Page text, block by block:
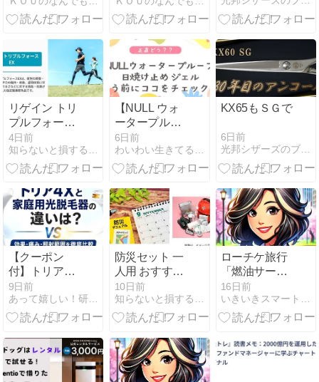
BELLサンブロ
を徹底解説
レナ）オーガ
インワンジェ
ルの魅力
リゲイン トリ
プルフォース
EXの口コミは
本当？効果や
成分・悪い評
4日前
【NULL ウォ
ータープルー
フ日焼け止め
ジェル】正直
どう？口コミ
リットと注意
点
6日前
KX65もＳＧで
6日前
【クーポン
付】トリア4X
と家庭用光脱
毛器の違い
は？効果・痛
を徹底比較！
9日前
あって嬉しい！研究部
防災セット 一
人用 おすすめ
10選｜本当に
必要な中身や
選び方を徹底
最新版】
10日前
ローチケ旅行
「燃油サーチ
ャージ キャッ
シュバックキ
ャンペーン」
旅行がお得に
なるチャンス
16日前